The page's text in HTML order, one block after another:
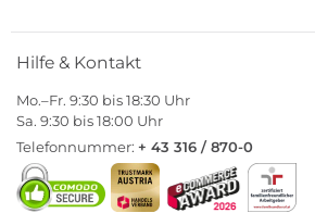
Hilfe & Kontakt
Mo.–Fr. 9:30 bis 18:30 Uhr
Sa. 9:30 bis 18:00 Uhr
Telefonnummer: + 43 316 / 870-0